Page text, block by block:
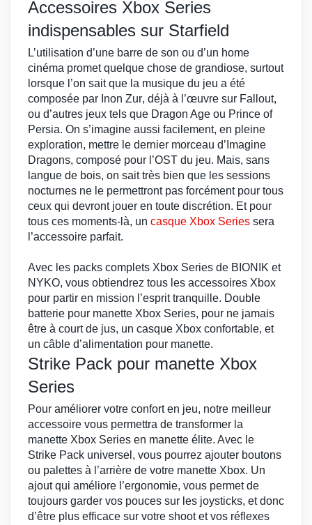
Accessoires Xbox Series
indispensables sur Starfield
L’utilisation d’une barre de son ou d’un home
cinéma promet quelque chose de grandiose, surtout
lorsque l’on sait que la musique du jeu a été
composée par Inon Zur, déjà à l’œuvre sur Fallout,
ou d’autres jeux tels que Dragon Age ou Prince of
Persia. On s’imagine aussi facilement, en pleine
exploration, mettre le dernier morceau d’Imagine
Dragons, composé pour l’OST du jeu. Mais, sans
langue de bois, on sait très bien que les sessions
nocturnes ne le permettront pas forcément pour tous
ceux qui devront jouer en toute discrétion. Et pour
tous ces moments-là, un casque Xbox Series sera
l’accessoire parfait.
Avec les packs complets Xbox Series de BIONIK et
NYKO, vous obtiendrez tous les accessoires Xbox
pour partir en mission l’esprit tranquille. Double
batterie pour manette Xbox Series, pour ne jamais
être à court de jus, un casque Xbox confortable, et
un câble d’alimentation pour manette.
Strike Pack pour manette Xbox
Series
Pour améliorer votre confort en jeu, notre meilleur
accessoire vous permettra de transformer la
manette Xbox Series en manette élite. Avec le
Strike Pack universel , vous pourrez ajouter boutons
ou palettes à l’arrière de votre manette Xbox. Un
ajout qui améliore l’ergonomie, vous permet de
toujours garder vos pouces sur les joysticks, et donc
d’être plus efficace sur votre shoot et vos réflexes